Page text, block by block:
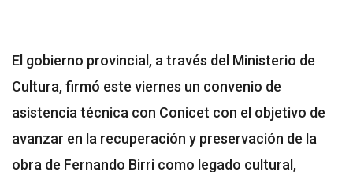
El gobierno provincial, a través del Ministerio de
Cultura, firmó este viernes un convenio de
asistencia técnica con Conicet con el objetivo de
avanzar en la recuperación y preservación de la
obra de Fernando Birri como legado cultural,